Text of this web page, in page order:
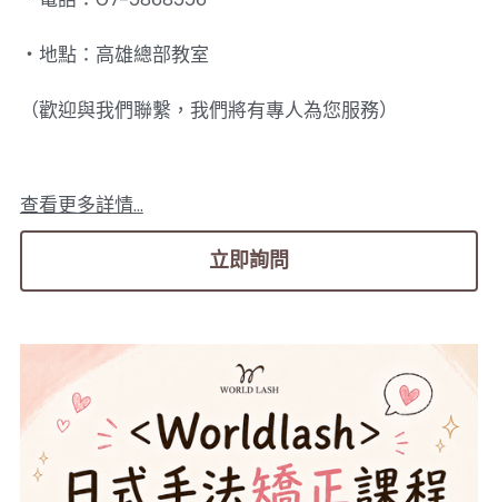
・地點：高雄總部教室
（歡迎與我們聯繫，我們將有專人為您服務）
查看更多詳情...
立即詢問